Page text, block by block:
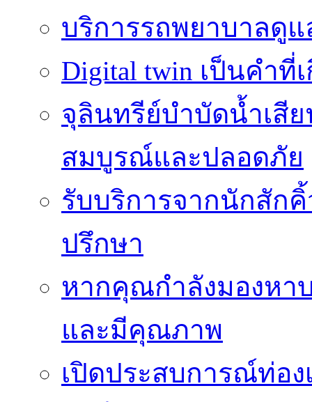
บริการรถพยาบาลดู
Digital twin เป็นคำที่
จุลินทรีย์บำบัดน้ำเสี
สมบูรณ์และปลอดภัย
รับบริการจากนักสัก
ปรึกษา
หากคุณกำลังมองหา
และมีคุณภาพ
เปิดประสบการณ์ท่อ